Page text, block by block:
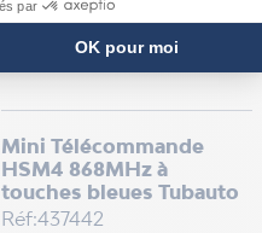
Mini Télécommande
HSM4 868MHz à
touches bleues Tubauto
Réf:437442